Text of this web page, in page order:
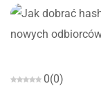
0(0)